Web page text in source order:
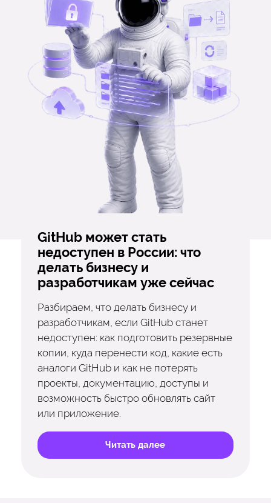
GitHub может стать
недоступен в России: что
делать бизнесу и
разработчикам уже сейчас
Разбираем, что делать бизнесу и
разработчикам, если GitHub станет
недоступен: как подготовить резервные
копии, куда перенести код, какие есть
аналоги GitHub и как не потерять
проекты, документацию, доступы и
возможность быстро обновлять сайт
или приложение.
Читать далее